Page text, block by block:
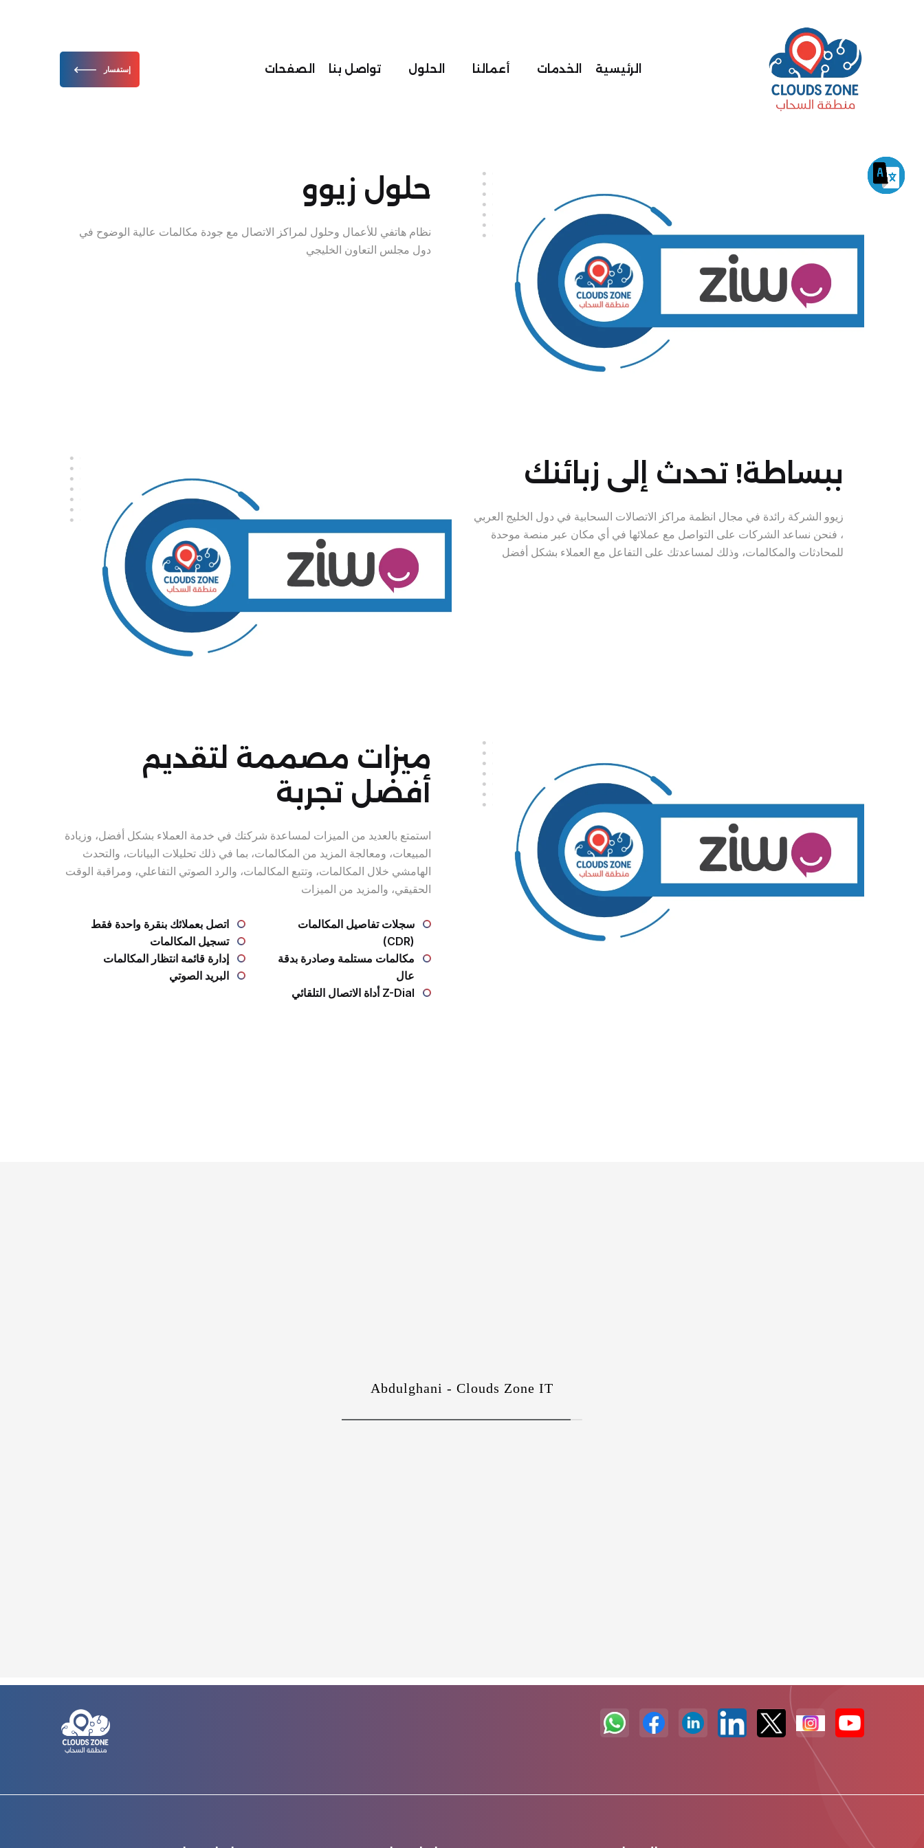
الرئيسية الخدمات أعمالنا الحلول تواصل بنا الصفحات إستفسار
حلول زيوو
نظام هاتفي للأعمال وحلول لمراكز الاتصال مع جودة مكالمات عالية الوضوح في
دول مجلس التعاون الخليجي
ببساطة! تحدث إلى زبائنك
زيوو الشركة رائدة في مجال انظمة مراكز الاتصالات السحابية في دول الخليج العربي
، فنحن نساعد الشركات على التواصل مع عملائها في أي مكان عبر منصة موحدة
للمحادثات والمكالمات، وذلك لمساعدتك على التفاعل مع العملاء بشكل أفضل
ميزات مصممة لتقديم
أفضل تجربة
استمتع بالعديد من الميزات لمساعدة شركتك في خدمة العملاء بشكل أفضل، وزيادة
المبيعات، ومعالجة المزيد من المكالمات، بما في ذلك تحليلات البيانات، والتحدث
الهامشي خلال المكالمات، وتتبع المكالمات، والرد الصوتي التفاعلي، ومراقبة الوقت
الحقيقي، والمزيد من الميزات
سجلات تفاصيل المكالمات
(CDR)
اتصل بعملائك بنقرة واحدة فقط
تسجيل المكالمات
مكالمات مستلمة وصادرة بدقة
عال
إدارة قائمة انتظار المكالمات
البريد الصوتي
أداة الاتصال التلقائي Z-Dial